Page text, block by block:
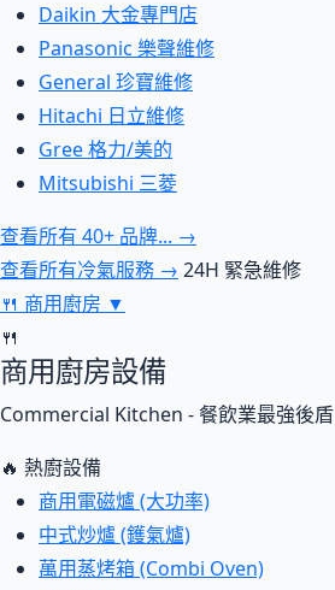
Daikin 大金專門店
Panasonic 樂聲維修
General 珍寶維修
Hitachi 日立維修
Gree 格力/美的
Mitsubishi 三菱
查看所有 40+ 品牌... →
查看所有冷氣服務 → 24H 緊急維修
🍴 商用廚房 ▼
🍴
商用廚房設備
Commercial Kitchen - 餐飲業最強後盾
🔥 熱廚設備
商用電磁爐 (大功率)
中式炒爐 (鑊氣爐)
萬用蒸烤箱 (Combi Oven)